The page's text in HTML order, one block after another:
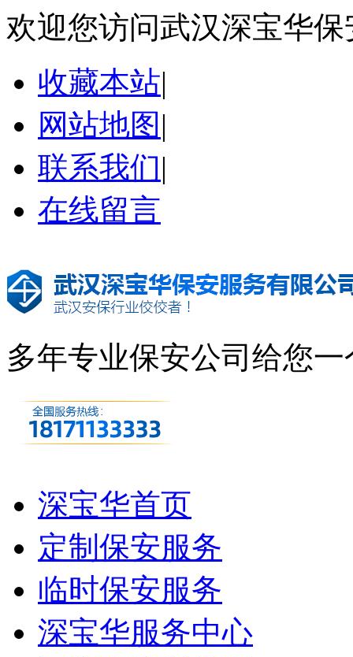
欢迎您访问武汉深宝华
收藏本站|
网站地图 |
联系我们|
在线留言
多年专业保安公司 给您一
深宝华首页
定制保安服务
临时保安服务
深宝华服务中心